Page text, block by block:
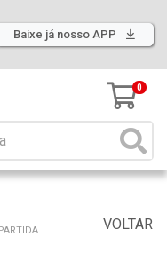
Baixe já nosso APP
0
VOLTAR